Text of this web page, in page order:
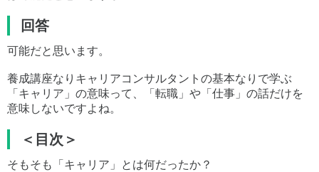
回答
可能だと思います。
養成講座なりキャリアコンサルタントの基本なりで学ぶ
「キャリア」の意味って、「転職」や「仕事」の話だけを
意味しないですよね。
＜目次＞
そもそも「キャリア」とは何だったか？